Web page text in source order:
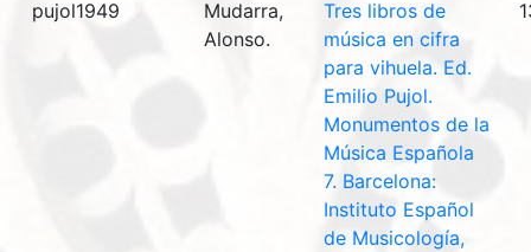
pujol1949
Mudarra,
Alonso.
Tres libros de
música en cifra
para vihuela. Ed.
Emilio Pujol.
Monumentos de la
Música Española
7. Barcelona:
Instituto Español
de Musicología,